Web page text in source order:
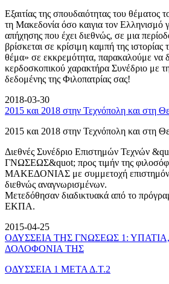
Εξαιτίας της σπουδαιότητας του θέματος
τη Μακεδονία όσο καιγια τον Ελληνισμό
απήχησης που έχει διεθνώς, σε μια
βρίσκεται σε κρίσιμη καμπή της
θέμα» σε εκκρεμότητα, παρακαλούμε να
κερδοσκοπικού χαρακτήρα Συνέδριο με
δεδομένης της Φιλοπατρίας σας!
2018-03-30
2015 και 2018 στην Τεχνόπολη και στη
2015 και 2018 στην Τεχνόπολη και στη
Διεθνές Συνέδριο Επιστημών Τεχνών
ΓΝΩΣΕΩΣ&quot; προς τιμήν της
ΜΑΚΕΔΟΝΙΑΣ με συμμετοχή
διεθνώς αναγνωρισμένων.
Μετεδόθησαν διαδικτυακά από το
ΕΚΠΑ.
2015-04-25
ΟΔΥΣΣΕΙΑ ΤΗΣ ΓΝΩΣΕΩΣ 1:
ΔΟΛΟΦΟΝΙΑ ΤΗΣ
ΟΔΥΣΣΕΙΑ 1 ΜΕΤΑ Δ.Τ.2